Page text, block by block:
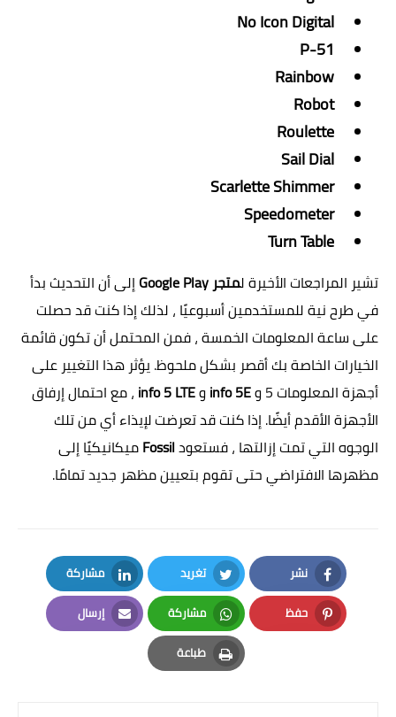
No Icon Digital
P-51
Rainbow
Robot
Roulette
Sail Dial
Scarlette Shimmer
Speedometer
Turn Table
تشير المراجعات الأخيرة لمتجر Google Play
إلى أن التحديث بدأ
في طرح نية للمستخدمين أسبوعيًا ، لذلك إذا كنت قد حصلت
على ساعة المعلومات الخمسة ، فمن المحتمل أن تكون قائمة
الخيارات الخاصة بك أقصر بشكل ملحوظ. يؤثر هذا التغيير على
أجهزة المعلومات 5 و
info 5Eو
، مع احتمال إرفاق
الأجهزة الأقدم أيضًا. إذا كنت قد تعرضت لإيذاء أي من تلك
الوجوه التي تمت إزالتها ، فستعودFossilميكانيكيًا إلى
مظهرها الافتراضي حتى تقوم بتعيين مظهر جديد تمامًا.
نشر
Facebook
تغريد
Twitter
مشاركة
LinkedIn
حفظ
Pinterest
مشاركة
Whatsapp
إرسال
Email
طباعة
Print